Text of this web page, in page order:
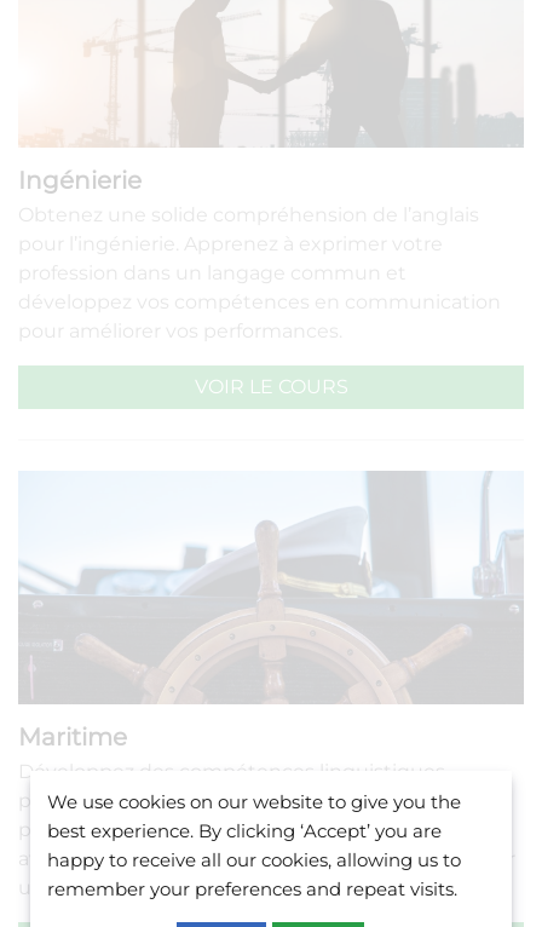
Ingénierie
Obtenez une solide compréhension de l’anglais
pour l’ingénierie. Apprenez à exprimer votre
profession dans un langage commun et
développez vos compétences en communication
pour améliorer vos performances.
VOIR LE COURS
Maritime
Développez des compétences linguistiques
pratiques et pertinentes pour les marins et autres
professionnels de l’industrie maritime. Progressez
avec des compétences essentielles en anglais pour
une carrière réussie à caractère international.
We use cookies on our website to give you the
best experience. By clicking ‘Accept’ you are
happy to receive all our cookies, allowing us to
remember your preferences and repeat visits.